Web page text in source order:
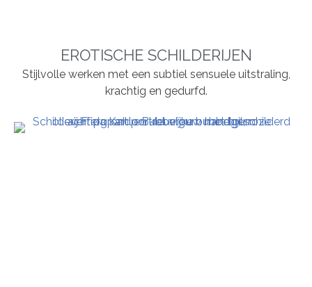
EROTISCHE SCHILDERIJEN
Stijlvolle werken met een subtiel sensuele uitstraling,
krachtig en gedurfd.